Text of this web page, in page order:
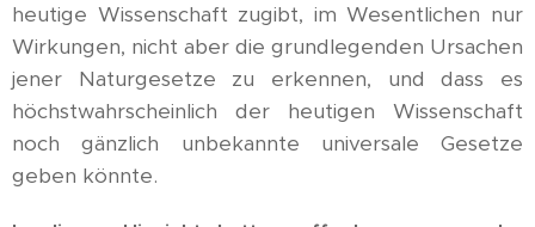
heutige Wissenschaft zugibt, im Wesentlichen nur
Wirkungen, nicht aber die grundlegenden Ursachen
jener Naturgesetze zu erkennen, und dass es
höchstwahrscheinlich der heutigen Wissenschaft
noch gänzlich unbekannte universale Gesetze
geben könnte.